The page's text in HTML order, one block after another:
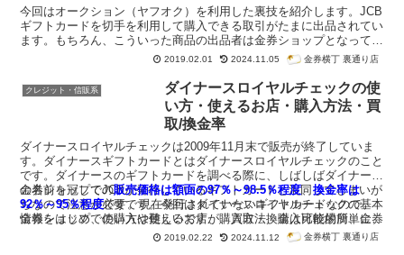
今回はオークション（ヤフオク）を利用した裏技を紹介します。JCB
ギフトカードを切手を利用して購入できる取引がたまに出品されてい
ます。もちろん、こういった商品の出品者は金券ショップとなってい
2019.02.01 2024.11.05 金券横丁 裏通り店
クレジット・信販系
ダイナースロイヤルチェックの使
い方・使えるお店・購入方法・買
取/換金率
ダイナースロイヤルチェックは2009年11月末で販売が終了していま
す。ダイナースギフトカードとはダイナースロイヤルチェックのこと
です。ダイナースのギフトカードを調べる際に、しばしばダイナース
の名前を冠してJCBが発行しているギフトカードと混同してしまいが
ちなので注意が必要です。今回はダイナースロイヤルチェックの基本
情報をはじめ、使い方や使えるお店、購入方法、購入可能場所、金券
ショップでの買取価格や換金率を紹介します。ダイナースロイヤルチ
ェックは額面が500円・1,000円・5,000円・1万円の4種類で、利用時
金券ショップでの販売価格は額面の97％～98.5％程度、換金率は
92％～95％程度です。現在発行されていないギフトカードなので、
金券ショップでの購入は難しいですが、買取・換金は比較的簡単にで
きます。換金率は都心の金券ショップほど高くなるでしょう。
2019.02.22 2024.11.12 金券横丁 裏通り店